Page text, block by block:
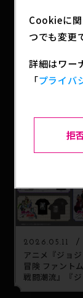
ムが発売決定！
2026.05.11
アニメ『ジョ
冒険 ファント
戦闘潮流』『
Cookieに
つでも変更
詳細はワー
「プライバ
拒